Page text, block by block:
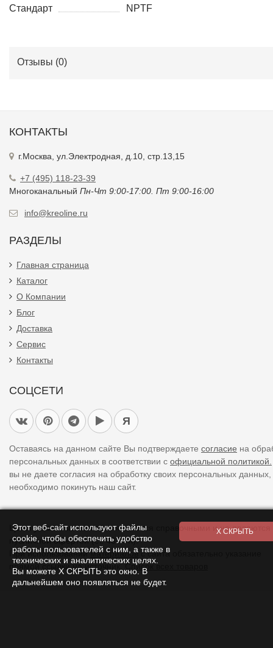
Стандарт
NPTF
Отзывы (0)
КОНТАКТЫ
г.Москва, ул.Электродная, д.10, стр.13,15
+7 (495) 118-23-39
Многоканальный Пн-Чт 9:00-17:00. Пт 9:00-16:00
info@kreoline.ru
РАЗДЕЛЫ
Главная страница
Каталог
О Компании
Блог
Доставка
Сервис
Контакты
СОЦСЕТИ
Я
Оставаясь на данном сайте Вы подтверждаете согласие на
персональных данных в соответствии с официальной политикой.
вы не даете согласия на обработку своих персональных
необходимо покинуть наш сайт.
Цены указанные на сайте являются справочными и не являются
публичной офертой (ст. 437 ГК).
При использованииматериалов с сайта обязательно указание
прямой ссылки на источник.Список всех товаров
Этот веб-сайт используют файлы
cookie, чтобы обеспечить удобство
работы пользователей с ним, а также в
технических и аналитических целях.
Вы можете Х СКРЫТЬ это окно. В
дальнейшем оно появляться не будет.